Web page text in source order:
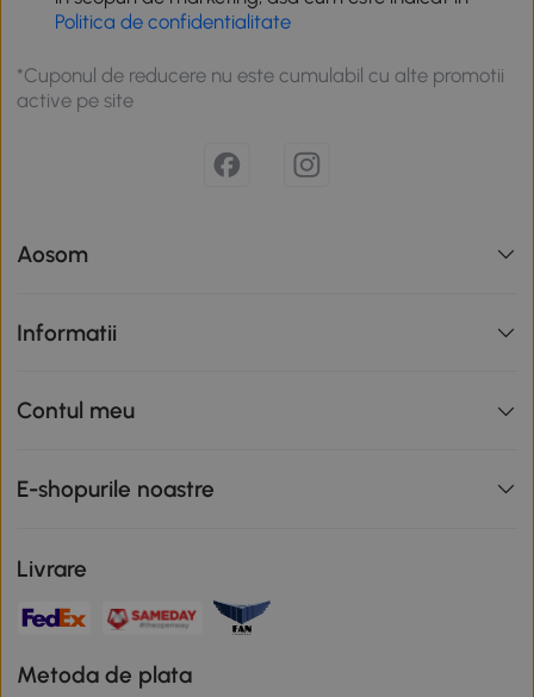
Politica de confidentialitate
*Cuponul de reducere nu este cumulabil cu alte promotii
active pe site
Aosom
Informatii
Contul meu
E-shopurile noastre
Livrare
Metoda de plata